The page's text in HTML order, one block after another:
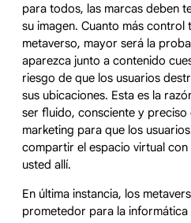
para todos, las marcas deben
su imagen. Cuanto más control
metaverso, mayor será la
aparezca junto a contenido
riesgo de que los usuarios
sus ubicaciones. Esta es la
ser fluido, consciente y preciso
marketing para que los
compartir el espacio virtual
usted allí.
En última instancia, los
prometedor para la informática